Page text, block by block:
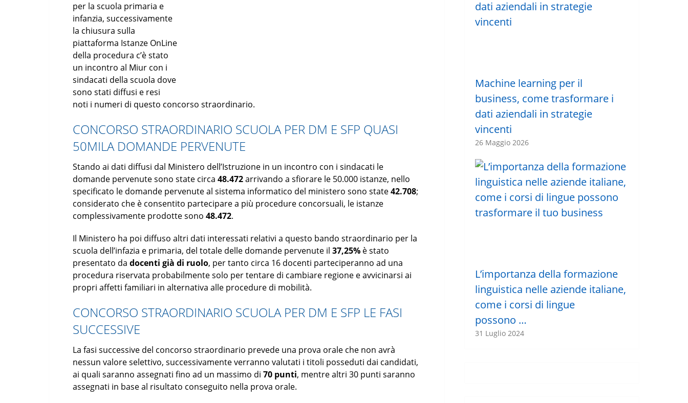
per la scuola primaria e
infanzia, successivamente
la chiusura sulla
piattaforma Istanze OnLine
della procedura c’è stato
un incontro al Miur con i
sindacati della scuola dove
sono stati diffusi e resi
noti i numeri di questo concorso straordinario.
CONCORSO STRAORDINARIO SCUOLA PER DM E SFP QUASI
50MILA DOMANDE PERVENUTE
Stando ai dati diffusi dal Ministero dell’Istruzione in un incontro con i sindacati le
domande pervenute sono state circa 48.472arrivando a sfiorare le 50.000 istanze, nello
specificato le domande pervenute al sistema informatico del ministero sono state42.708;
considerato che è consentito partecipare a più procedure concorsuali, le istanze
complessivamente prodotte sono 48.472.
Il Ministero ha poi diffuso altri dati interessati relativi a questo bando straordinario per la
scuola dell’infazia e primaria, del totale delle domande pervenute il 37,25% è stato
presentato da docenti già di ruolo, per tanto circa 16 docenti parteciperanno ad una
procedura riservata probabilmente solo per tentare di cambiare regione e avvicinarsi ai
propri affetti familiari in alternativa alle procedure di mobilità.
CONCORSO STRAORDINARIO SCUOLA PER DM E SFP LE FASI
SUCCESSIVE
La fasi successive del concorso straordinario prevede una prova orale che non avrà
nessun valore selettivo, successivamente verranno valutati i titoli posseduti dai candidati,
ai quali saranno assegnati fino ad un massimo di 70 punti, mentre altri 30 punti saranno
assegnati in base al risultato conseguito nella prova orale.
Machine learning per il
business, come trasformare i
dati aziendali in strategie
vincenti
26 Maggio 2026
L’importanza della formazione
linguistica nelle aziende italiane,
come i corsi di lingue
possono …
31 Luglio 2024